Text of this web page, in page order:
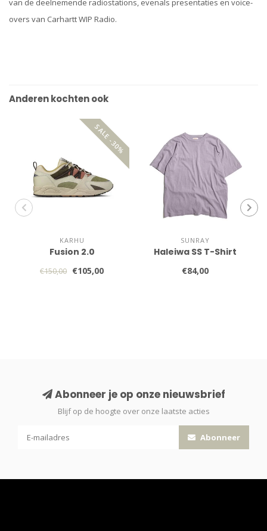
overs van Carhartt WIP Radio.
Anderen kochten ook
SALE -30%
KARHU
Fusion 2.0
€150,00 €105,00
SUNRAY
Haleiwa SS T-Shirt
€84,00
Abonneer je op onze nieuwsbrief
Blijf op de hoogte over onze laatste acties
Abonneer